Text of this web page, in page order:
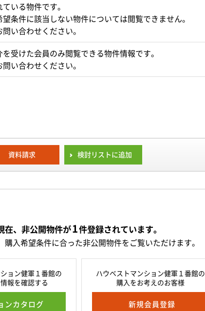
いる物件です。
条件に該当しない物件については閲覧できません。
い合わせください。
受けた会員のみ閲覧できる物件情報です。
い合わせください。
資料請求 検討リストに追加
在、非公開物件が1件登録されています。
購入希望条件に合った非公開物件をご覧いただけます。
ョン健軍１番館の
報を確認する
ンカタログ
ハウベストマンション健軍１番館の
購入をお考えのお客様
新規会員登録